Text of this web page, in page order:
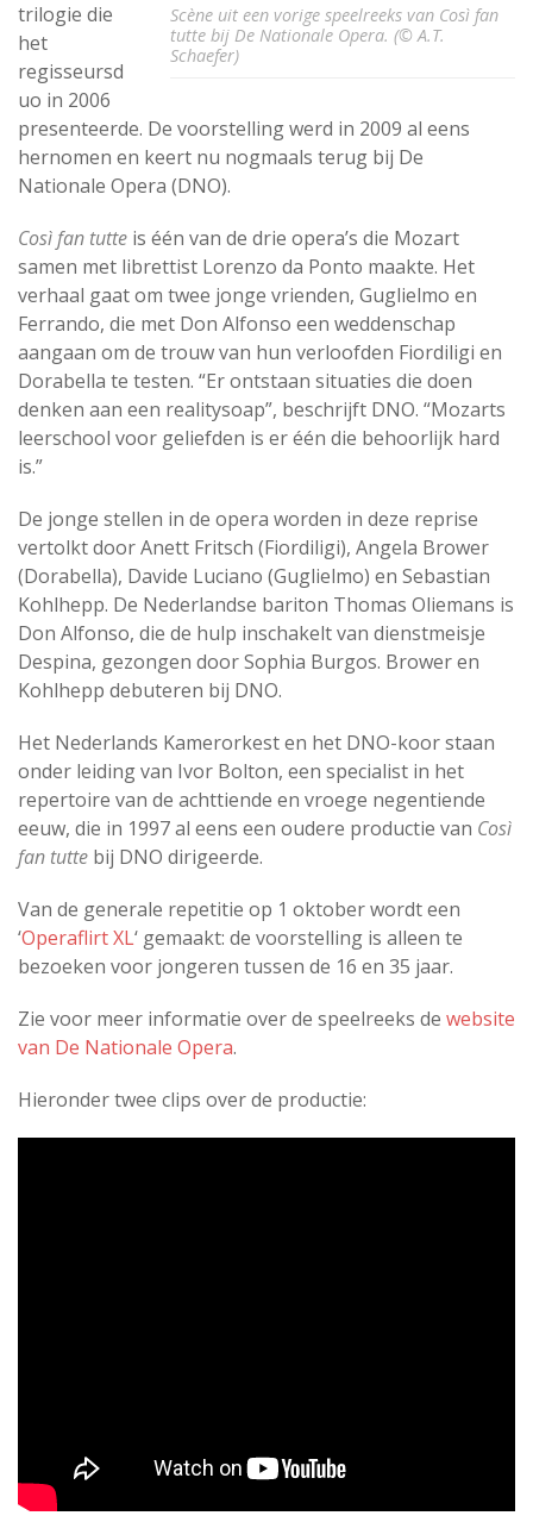
Scène uit een vorige speelreeks van Così fan
tutte bij De Nationale Opera. (© A.T.
Schaefer)
trilogie die
het
regisseursd
uo in 2006
presenteerde. De voorstelling werd in 2009 al eens
hernomen en keert nu nogmaals terug bij De
Nationale Opera (DNO).
Così fan tutte is één van de drie opera’s die Mozart
samen met librettist Lorenzo da Ponto maakte. Het
verhaal gaat om twee jonge vrienden, Guglielmo en
Ferrando, die met Don Alfonso een weddenschap
aangaan om de trouw van hun verloofden Fiordiligi en
Dorabella te testen. “Er ontstaan situaties die doen
denken aan een realitysoap”, beschrijft DNO. “Mozarts
leerschool voor geliefden is er één die behoorlijk hard
is.”
De jonge stellen in de opera worden in deze reprise
vertolkt door Anett Fritsch (Fiordiligi), Angela Brower
(Dorabella), Davide Luciano (Guglielmo) en Sebastian
Kohlhepp. De Nederlandse bariton Thomas Oliemans is
Don Alfonso, die de hulp inschakelt van dienstmeisje
Despina, gezongen door Sophia Burgos. Brower en
Kohlhepp debuteren bij DNO.
Het Nederlands Kamerorkest en het DNO-koor staan
onder leiding van Ivor Bolton, een specialist in het
repertoire van de achttiende en vroege negentiende
eeuw, die in 1997 al eens een oudere productie van Così
fan tutte bij DNO dirigeerde.
Van de generale repetitie op 1 oktober wordt een
‘Operaflirt XL‘ gemaakt: de voorstelling is alleen te
bezoeken voor jongeren tussen de 16 en 35 jaar.
Zie voor meer informatie over de speelreeks de website
van De Nationale Opera.
Hieronder twee clips over de productie: